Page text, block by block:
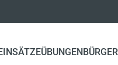
ÜBUNGEN